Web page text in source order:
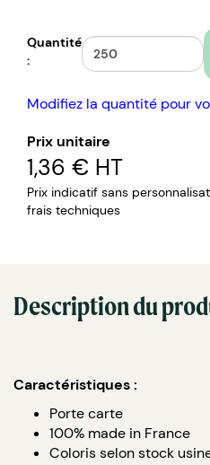
Quantité
:
Modifiez la quantité pour
Prix unitaire
1,36 € HT
Prix indicatif sans
frais techniques
Description du
Caractéristiques :
Porte carte
100% made in France
Coloris selon stock